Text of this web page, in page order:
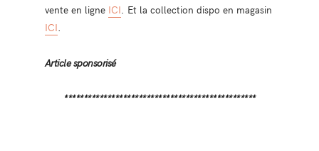
vente en ligne ICI. Et la collection dispo en magasin
ICI.
Article sponsorisé
*************************************************